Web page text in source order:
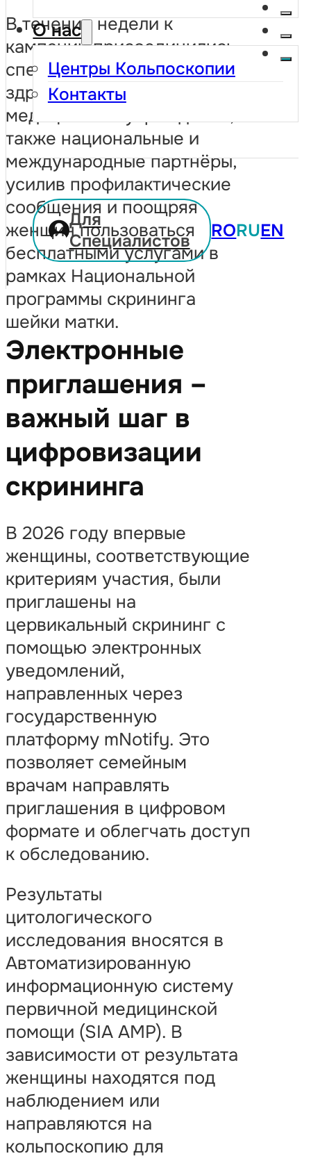
О нас
Центры Кольпоскопии
Контакты
Для
Специалистов
RORUEN
В течение недели к
кампании присоединились
специалисты в области
здравоохранения,
медицинские учреждения, а
также национальные и
международные партнёры,
усилив профилактические
сообщения и поощряя
женщин пользоваться
бесплатными услугами в
рамках Национальной
программы скрининга
шейки матки.
Электронные
приглашения –
важный шаг в
цифровизации
скрининга
В 2026 году впервые
женщины, соответствующие
критериям участия, были
приглашены на
цервикальный скрининг с
помощью электронных
уведомлений,
направленных через
государственную
платформу mNotify. Это
позволяет семейным
врачам направлять
приглашения в цифровом
формате и облегчать доступ
к обследованию.
Результаты
цитологического
исследования вносятся в
Автоматизированную
информационную систему
первичной медицинской
помощи (SIA AMP). В
зависимости от результата
женщины находятся под
наблюдением или
направляются на
кольпоскопию для
уже